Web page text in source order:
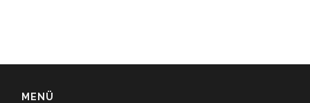
MENÜ